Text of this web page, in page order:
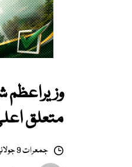
وزیراعظم
متعلق
جمعرات 9 جولائی 2026